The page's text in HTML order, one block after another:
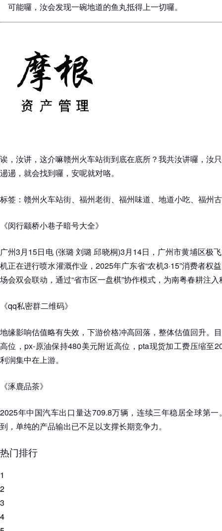
可能囉，汝会发现一碗地道的鱼丸抵得上一切囉。
诶，汝讲，这介嘛赣州火车站街到底在底所？我共汝讲囉，汝
逿逿，就会找到囉，安呢就对咯。
标签：赣州火车站街、福州老街、福州味道、地道小吃、福州
《闵行颛桥小巷子暗号大全》
广州3月15日电 (张璐 刘璐 邱晓桐)3月14日，广州市黄埔区极
机正在进行喷水灌溉作业，2025年广东省“农机3·15”消费者权
场会双会联动，通过“省市区一盘棋”协作模式，为南粤春耕注
《qq私密群二维码》
地缘影响估值略有失效，下游价格冲高回落，整体估值回升。
高位，px-原油保持480美元附近高位，pta现货加工费压缩至
利润集中在上游。
《涿鹿品茶》
2025年中国汽车出口量达709.8万辆，连续三年稳居全球第
到，单纯的产品输出已不足以支撑长期竞争力。
热门排行
1
2
3
4